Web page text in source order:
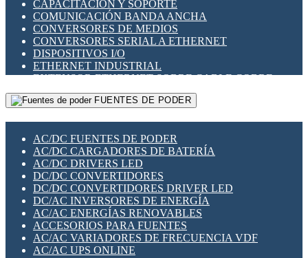
SECCIONADORES - INTERRUPTORES
MAQUINARIA
OTROS RELÉS
PROTECCIÓN TÉRMICA
RELÉS AUTOMOTRICES
RELÉS DE SEÑAL
RELÉS DE ESTADO SÓLIDO SSR
RELÉS INDUSTRIALES
RELÉS MINIATURA DE POTENCIA
SENSORES MAGNÉTICOS
SWITCH Y MICROSWITCH
TARJETAS PI
UNIÓN Y DERIVACIÓN DE CABLE
CAPACITACIÓN Y SOPORTE
COMUNICACIÓN BANDA ANCHA
CONVERSORES DE MEDIOS
CONVERSORES SERIAL A ETHERNET
DISPOSITIVOS I/O
ETHERNET INDUSTRIAL
EXTENSOR ETHERNET SOBRE CABLE COBRE
GATEWAY LORAWAN
GESTIÓN DE REDES
PLACAS MODULARES IOT
SWITCHES Y REDES WIFI
SOLUCIONES IOT
SOLUCIONES LORAWAN
SOLUCIONES RED CELULAR
SEGURIDAD PARA REDES
SWITCHES LAN
TELEFONÍA IP (VOIP)
VIGILANCIA IP (CCTV)
MESHTASTIC
FUENTES DE PODER
AC/DC FUENTES DE PODER
AC/DC CARGADORES DE BATERÍA
AC/DC DRIVERS LED
DC/DC CONVERTIDORES
DC/DC CONVERTIDORES DRIVER LED
DC/AC INVERSORES DE ENERGÍA
AC/AC ENERGÍAS RENOVABLES
ACCESORIOS PARA FUENTES
AC/AC VARIADORES DE FRECUENCIA VDF
AC/AC UPS ONLINE